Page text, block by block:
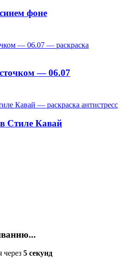
фоне
— 06.07
Стиле Кавай
через 5 секунд